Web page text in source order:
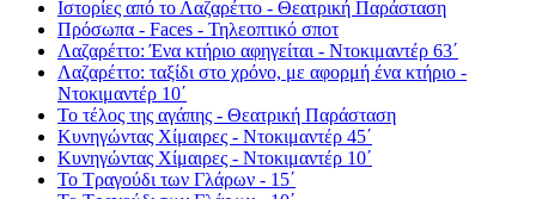
Ιστορίες από το Λαζαρέττο - Θεατρική Παράσταση
Πρόσωπα - Faces - Τηλεοπτικό σποτ
Λαζαρέττο: Ένα κτήριο αφηγείται - Ντοκιμαντέρ 63΄
Λαζαρέττο: ταξίδι στο χρόνο, με αφορμή ένα κτήριο -
Ντοκιμαντέρ 10΄
Το τέλος της αγάπης - Θεατρική Παράσταση
Κυνηγώντας Χίμαιρες - Ντοκιμαντέρ 45΄
Κυνηγώντας Χίμαιρες - Ντοκιμαντέρ 10΄
Το Τραγούδι των Γλάρων - 15΄